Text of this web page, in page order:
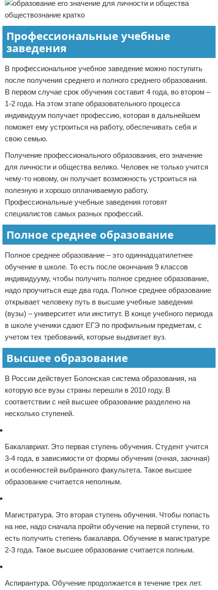
Профессиональные учебные
заведения
В профессиональное учебное заведение можно поступить
после получения среднего и полного среднего образования.
В первом случае срок обучения составит 4 года, во втором –
1-2 года. На этом этапе образовательного процесса
индивидуум получает профессию, которая в дальнейшем
поможет ему устроиться на работу, обеспечивать себя и
свою семью.
Получение профессионального образования, его значение
для личности и общества велико. Человек не только учится
чему-то новому, он получает возможность устроиться на
полезную и хорошо оплачиваемую работу.
Профессиональные учебные заведения готовят
специалистов самых разных профессий.
Полное среднее образование
Полное среднее образование – это одиннадцатилетнее
обучение в школе. То есть после окончания 9 классов
индивидууму, чтобы получить полное среднее образование,
надо проучиться еще два года. Полное среднее образование
открывает человеку путь в высшие учебные заведения
(вузы) – университет или институт. В конце учебного периода
в школе ученики сдают ЕГЭ по профильным предметам, с
учетом тех требований, которые выдвигает вуз.
Высшее образование
В России действует Болонская система образования, на
которую все вузы страны перешли в 2010 году. В
соответствии с ней высшее образование разделено на
несколько ступеней.
Бакалавриат. Это первая ступень обучения. Студент учится
3-4 года, в зависимости от формы обучения (очная, заочная)
и особенностей выбранного факультета. Такое высшее
образование считается неполным.
Магистратура. Это вторая ступень обучения. Чтобы попасть
на нее, надо сначала пройти обучение на первой ступени, то
есть получить степень бакалавра. Обучение в магистратуре
2-3 года. Такое высшее образование считается полным.
Аспирантура. Обучение продолжается в течение трех лет.